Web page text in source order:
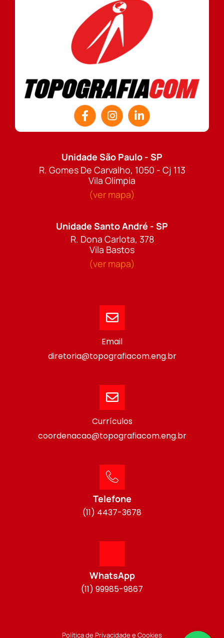
Unidade São Paulo - SP
R. Gomes De Carvalho, 1050 - Cj 113
Vila Olímpia
(ver mapa)
Unidade Santo André - SP
R. Dona Carlota, 378
Vila Bastos
(ver mapa)
Email
diretoria@topografiacom.eng.br
Currículos
coordenacao@topografiacom.eng.br
Telefone
(11) 4437-3678
WhatsApp
(11) 99985-9867
Política de Privacidade e Cookies